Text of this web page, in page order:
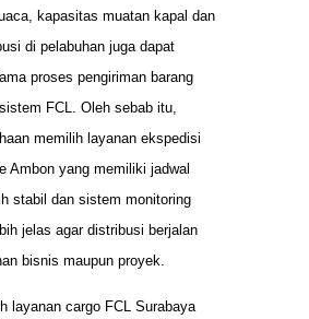
kapasitas muatan kapal dan
di pelabuhan juga dapat
proses pengiriman barang
FCL. Oleh sebab itu,
memilih layanan ekspedisi
Ambon yang memiliki jadwal
stabil dan sistem monitoring
jelas agar distribusi berjalan
bisnis maupun proyek.
layanan cargo FCL Surabaya